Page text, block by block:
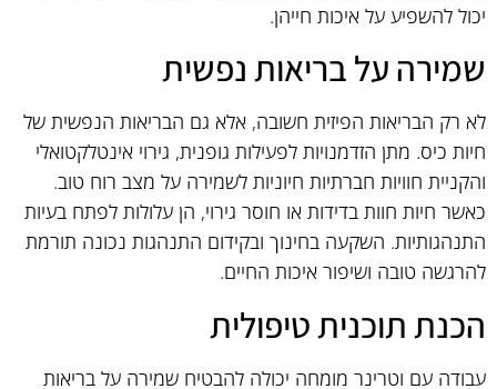
יכול להשפיע על איכות חייהן.
שמירה על בריאות נפשית
לא רק הבריאות הפיזית חשובה, אלא גם הבריאות הנפשית של
חיות כיס. מתן הזדמנויות לפעילות גופנית, גירוי אינטלקטואלי
והקניית חוויות חברתיות חיוניות לשמירה על מצב רוח טוב.
כאשר חיות חוות בדידות או חוסר גירוי, הן עלולות לפתח בעיות
התנהגותיות. השקעה בחינוך ובקידום התנהגות נכונה תורמת
להרגשה טובה ושיפור איכות החיים.
הכנת תוכנית טיפולית
עבודה עם וטרינר מומחה יכולה להבטיח שמירה על בריאות